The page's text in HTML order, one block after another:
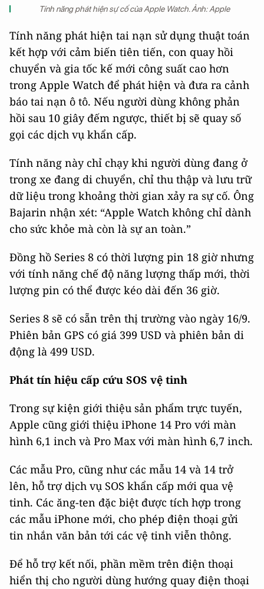
Tính năng phát hiện sự cố của Apple Watch. Ảnh: Apple
Tính năng phát hiện tai nạn sử dụng thuật toán
kết hợp với cảm biến tiên tiến, con quay hồi
chuyển và gia tốc kế mới công suất cao hơn
trong Apple Watch để phát hiện và đưa ra cảnh
báo tai nạn ô tô. Nếu người dùng không phản
hồi sau 10 giây đếm ngược, thiết bị sẽ quay số
gọi các dịch vụ khẩn cấp.
Tính năng này chỉ chạy khi người dùng đang ở
trong xe đang di chuyển, chỉ thu thập và lưu trữ
dữ liệu trong khoảng thời gian xảy ra sự cố. Ông
Bajarin nhận xét: “Apple Watch không chỉ dành
cho sức khỏe mà còn là sự an toàn.”
Đồng hồ Series 8 có thời lượng pin 18 giờ nhưng
với tính năng chế độ năng lượng thấp mới, thời
lượng pin có thể được kéo dài đến 36 giờ.
Series 8 sẽ có sẵn trên thị trường vào ngày 16/9.
Phiên bản GPS có giá 399 USD và phiên bản di
động là 499 USD.
Phát tín hiệu cấp cứu SOS vệ tinh
Trong sự kiện giới thiệu sản phẩm trực tuyến,
Apple cũng giới thiệu iPhone 14 Pro với màn
hình 6,1 inch và Pro Max với màn hình 6,7 inch.
Các mẫu Pro, cũng như các mẫu 14 và 14 trở
lên, hỗ trợ dịch vụ SOS khẩn cấp mới qua vệ
tinh. Các ăng-ten đặc biệt được tích hợp trong
các mẫu iPhone mới, cho phép điện thoại gửi
tin nhắn văn bản tới các vệ tinh viễn thông.
Để hỗ trợ kết nối, phần mềm trên điện thoại
hiển thị cho người dùng hướng quay điện thoại